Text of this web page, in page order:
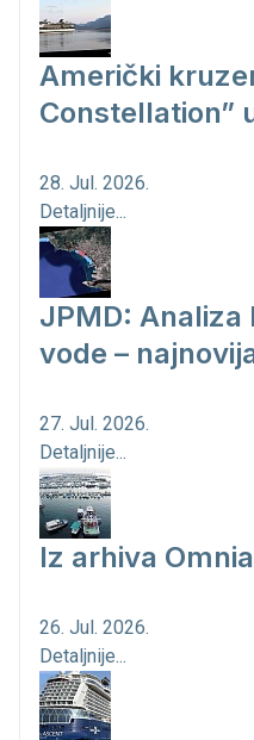
Američki
Constellation”
28. Jul. 2026.
Detaljnije...
JPMD:
vode –
27. Jul. 2026.
Detaljnije...
Iz arhiva
26. Jul. 2026.
Detaljnije...